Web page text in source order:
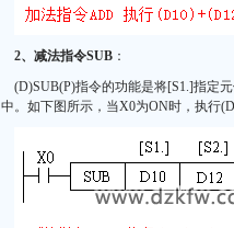
2、减法指令SUB ：
(D)SUB(P)指令的功能是将[S1.]指定
中。如下图所示，当X0为ON时，执行